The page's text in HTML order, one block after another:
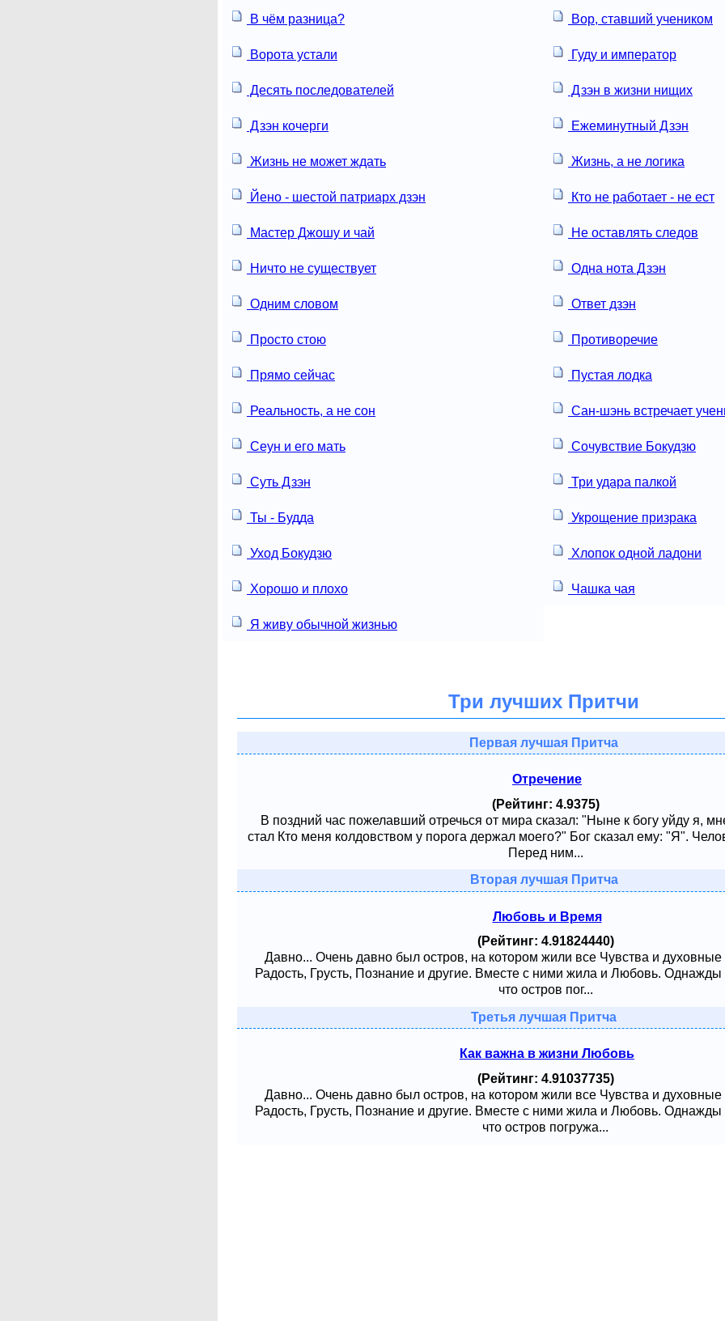
В чём разница? Вор, ставший учеником
Ворота устали Гуду и император
Десять последователей Дзэн в жизни нищих
Дзэн кочерги Ежеминутный Дзэн
Жизнь не может ждать Жизнь, а не логика
Йено - шестой патриарх дзэн Кто не работает - не ест
Мастер Джошу и чай Не оставлять следов
Ничто не существует Одна нота Дзэн
Одним словом Ответ дзэн
Просто стою Противоречие
Прямо сейчас Пустая лодка
Реальность, а не сон Сан-шэнь встречает
Сеун и его мать Сочувствие Бокудзю
Суть Дзэн Три удара палкой
Ты - Будда Укрощение призрака
Уход Бокудзю Хлопок одной ладони
Хорошо и плохо Чашка чая
Я живу обычной жизнью
Три лучших Притчи
Первая лучшая Притча
Отречение
(Рейтинг: 4.9375)
В поздний час пожелавший отречься от мира сказал: "Ныне к богу уйду я,
стал Кто меня колдовством у порога держал моего?" Бог сказал ему: "Я".
Перед ним...
Вторая лучшая Притча
Любовь и Время
(Рейтинг: 4.91824440)
Давно... Очень давно был остров, на котором жили все Чувства и
Радость, Грусть, Познание и другие. Вместе с ними жила и Любовь. Однажды
что остров пог...
Третья лучшая Притча
Как важна в жизни Любовь
(Рейтинг: 4.91037735)
Давно... Очень давно был остров, на котором жили все Чувства и
Радость, Грусть, Познание и другие. Вместе с ними жила и Любовь. Однажды
что остров погружа...